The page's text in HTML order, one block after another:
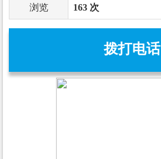
浏览 163 次
拨打电话